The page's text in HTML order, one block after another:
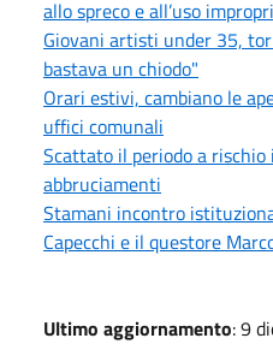
allo spreco e all’uso
Giovani artisti under 35,
bastava un chiodo"
Orari estivi, cambiano le
uffici comunali
Scattato il periodo a
abbruciamenti
Stamani incontro
Capecchi e il questore
Ultimo aggiornamento: 9